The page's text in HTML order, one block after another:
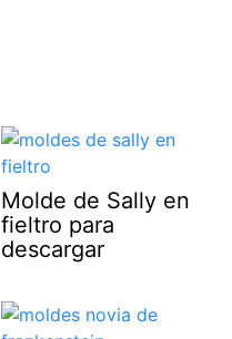
Molde de Sally en
fieltro para
descargar